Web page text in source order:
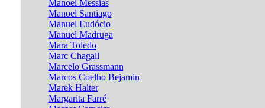
Manoel Messias
Manoel Santiago
Manuel Eudócio
Manuel Madruga
Mara Toledo
Marc Chagall
Marcelo Grassmann
Marcos Coelho Bejamin
Marek Halter
Margarita Farré